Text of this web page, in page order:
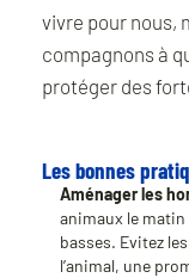
vivre pour nous,
compagnons à
protéger des
Les bonnes
Aménager les
animaux le
basses. Evitez
l’animal, une